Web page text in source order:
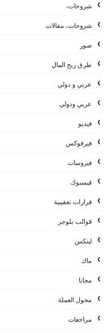
شروحات،
شروحات، مقالات
صور
طرق ربح المال
عربي و دولي
عربي ودولي
فيديو
فيرفوكس
فيروسات
فيسبوك
قرارات تعقيبية
قوالب بلوجر
لينكس
ماك
مجانا
محول العملة
مراجعات